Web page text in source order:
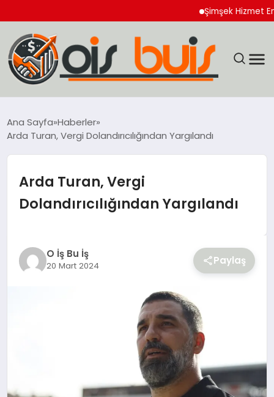
Şimşek Hizmet
EKONOMİ
GÜNCEL
SIYASET
YAŞAM
Ana Sayfa Haberler
Arda Turan, Vergi Dolandırıcılığından Yargılandı
Arda Turan, Vergi
Dolandırıcılığından Yargılandı
O İş Bu İş
20 Mart 2024 Paylaş